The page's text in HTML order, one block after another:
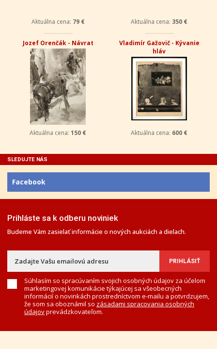
Aktuálna cena: 79 € Aktuálna cena: 350 €
Jozef Orenčák - Návrat
Aktuálna cena: 150 €
Vladimír Gažovič - Kývanie
hláv
Aktuálna cena: 600 €
SLEDUJTE NÁS
Facebook
Prihláste sa k odberu noviniek
Budeme Vám zasielať informácie o nových aukciách a dielach.
Súhlasím so spracúvaním svojich osobných údajov za účelom
marketingovej komunikácie týkajúcej sa všeobecných
informácií o novinkách prostredníctvom e-mailu a potvrdzujem,
že som sa oboznámil so zásadami spracovania osobných
údajovprevádzkovateľom.